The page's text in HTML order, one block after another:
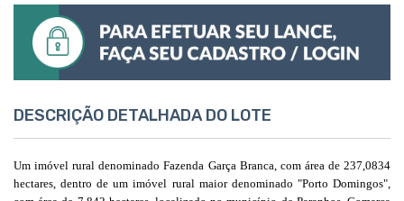
DESCRIÇÃO DETALHADA DO LOTE
Um imóvel rural denominado Fazenda Garça Branca, com área de 237,0834
hectares, dentro de um imóvel rural maior denominado "Porto Domingos",